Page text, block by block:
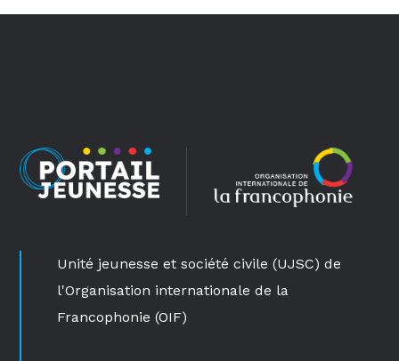
Unité jeunesse et société civile (UJSC) de
l'Organisation internationale de la
Francophonie (OIF)